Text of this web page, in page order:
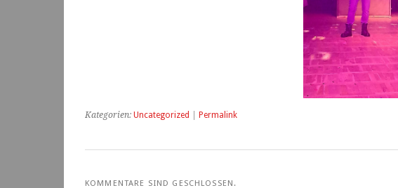
Kategorien: Uncategorized Permalink
KOMMENTARE SIND GESCHLOSSEN.